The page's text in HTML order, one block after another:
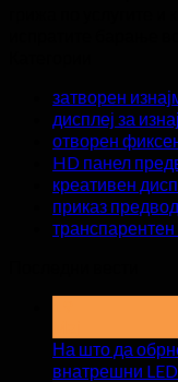
затворен
дисплеј за
отворен
HD панел
креативен
приказ
На што да
внатрешни